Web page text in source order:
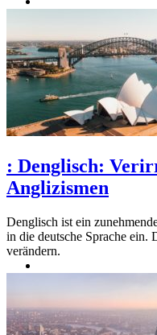
: Denglisch:
Anglizismen
Denglisch ist ein
in die deutsche Sprache ein.
verändern.